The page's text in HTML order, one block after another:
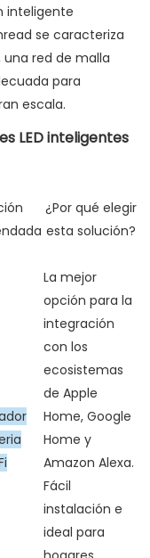
inteligente
se caracteriza
red de malla
para
escala.
LED inteligentes
¿Por qué elegir
esta solución?
La mejor
opción para la
integración
con los
ecosistemas
de Apple
Home, Google
Home y
Amazon Alexa.
Fácil
instalación e
ideal para